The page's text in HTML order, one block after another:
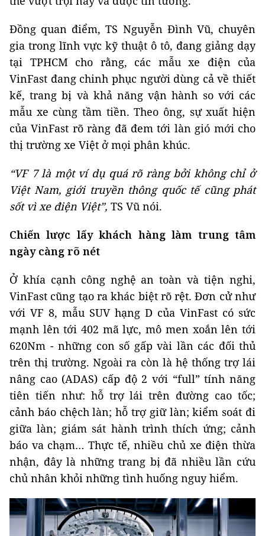
Đồng quan điểm, TS Nguyễn Đình Vũ, chuyên
gia trong lĩnh vực kỹ thuật ô tô, đang giảng dạy
tại TPHCM cho rằng, các mẫu xe điện của
VinFast đang chinh phục người dùng cả về thiết
kế, trang bị và khả năng vận hành so với các
mẫu xe cùng tầm tiền. Theo ông, sự xuất hiện
của VinFast rõ ràng đã đem tới làn gió mới cho
thị trường xe Việt ở mọi phân khúc.
“VF 7 là một ví dụ quá rõ ràng bởi không chỉ ở
Việt Nam, giới truyền thông quốc tế cũng phát
sốt vì xe điện Việt”, TS Vũ nói.
Chiến lược lấy khách hàng làm trung tâm
ngày càng rõ nét
Ở khía cạnh công nghệ an toàn và tiện nghi,
VinFast cũng tạo ra khác biệt rõ rệt. Đơn cử như
với VF 8, mẫu SUV hạng D của VinFast có sức
mạnh lên tới 402 mã lực, mô men xoắn lên tới
620Nm - những con số gấp vài lần các đối thủ
trên thị trường. Ngoài ra còn là hệ thống trợ lái
nâng cao (ADAS) cấp độ 2 với “full” tính năng
tiên tiến như: hỗ trợ lái trên đường cao tốc;
cảnh báo chệch làn; hỗ trợ giữ làn; kiểm soát đi
giữa làn; giám sát hành trình thích ứng; cảnh
báo va chạm… Thực tế, nhiều chủ xe điện thừa
nhận, đây là những trang bị đã nhiều lần cứu
chủ nhân khỏi những tình huống nguy hiểm.